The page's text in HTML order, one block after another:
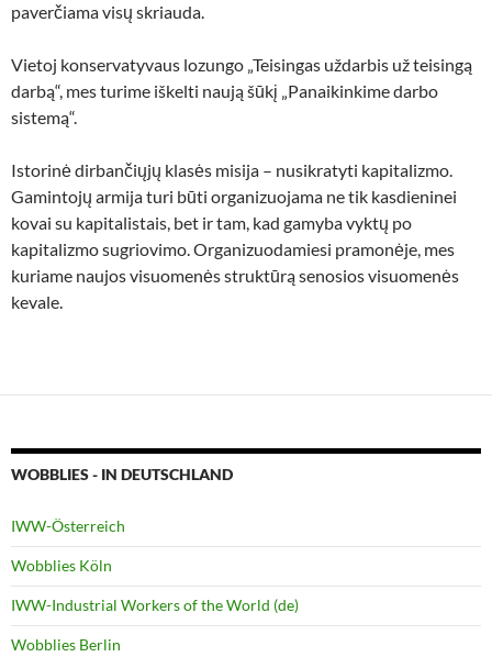
paverčiama visų skriauda.
Vietoj konservatyvaus lozungo „Teisingas uždarbis už teisingą
darbą“, mes turime iškelti naują šūkį „Panaikinkime darbo
sistemą“.
Istorinė dirbančiųjų klasės misija – nusikratyti kapitalizmo.
Gamintojų armija turi būti organizuojama ne tik kasdieninei
kovai su kapitalistais, bet ir tam, kad gamyba vyktų po
kapitalizmo sugriovimo. Organizuodamiesi pramonėje, mes
kuriame naujos visuomenės struktūrą senosios visuomenės
kevale.
WOBBLIES - IN DEUTSCHLAND
IWW-Österreich
Wobblies Köln
IWW-Industrial Workers of the World (de)
Wobblies Berlin